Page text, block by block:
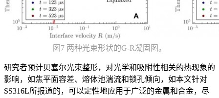
图7 两种光束形状的G-R凝固图。
研究者预计贝塞尔光束整形，对光学和吸附性相关的热现象的
影响，如焦平面容差、熔体池湍流和锁孔倾向，如本文针对
SS316L所报道的，可以定性地应用于广泛的金属和合金，尽